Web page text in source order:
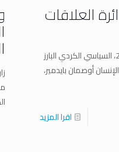
العلاقات
زار اليوم الخميس 6 تشرين الثاني 2025، السياسي الكردي البارز
أوصمان بايدمير،
اقرا المزيد